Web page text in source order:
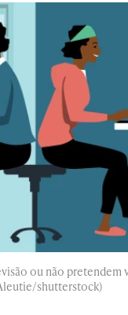
ou não
shutterstock)